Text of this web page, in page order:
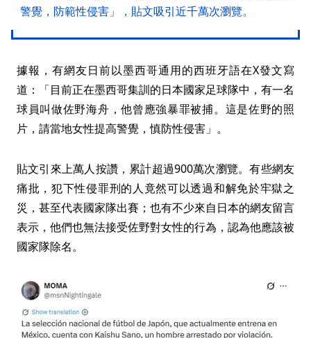
警覺，防範性侵害」，貼文吸引近千萬次瀏覽。
據報，有網友日前以墨西哥通用的西班牙語在X發文寫
道：「目前正在墨西哥集訓的日本國家足球隊中，有一名
球員叫做佐野海舟，他曾應強暴罪被捕。這是佐野的照
片，請當地女性提高警覺，慎防性侵害」。
貼文引來上萬人按讚，累計超過900萬次瀏覽。有些網友
痛批，犯下性侵罪刑的人竟然可以透過和解免於牢獄之
災，甚至代表國家隊出賽；也有不少來自日本的網友留言
表示，他們也無法接受佐野對女性的行為，認為他應該被
國家隊除名。